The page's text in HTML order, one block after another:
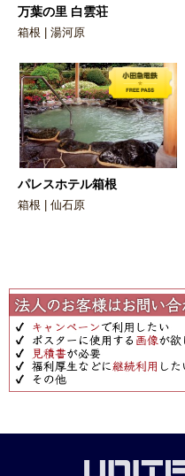
万葉の里 白雲荘
箱根 | 湯河原
パレスホテル箱根
箱根 | 仙石原